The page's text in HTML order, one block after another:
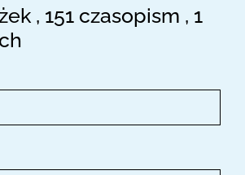
, 151 czasopism , 1